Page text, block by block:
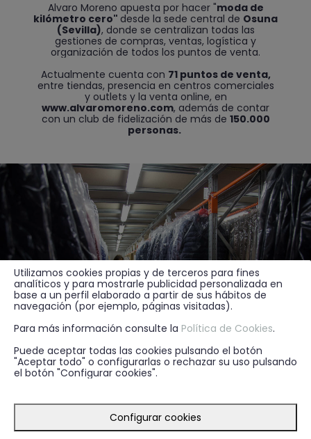
Alvaro Moreno apuesta por hacer "moda de
kilómetro cero" desde la sede central de Osuna
(Sevilla), donde se centralizan todas las
gestiones de compras, ventas, logística y
organización de todos los puntos de venta.
Actualmente cuenta con 71 puntos de venta,
entre tiendas, presencia en centros comerciales
y outlets y la venta online, en
www.alvaromoreno.com, además de contar
con un club de fidelización de más de 150.000
personas.
Sus tiendas responden a un novedoso concepto
con un diseño muy cuidado, limpio y luminoso,
Utilizamos cookies propias y de terceros para fines
analíticos y para mostrarle publicidad personalizada en
base a un perfil elaborado a partir de sus hábitos de
navegación (por ejemplo, páginas visitadas).
Para más información consulte la Política de Cookies.
Puede aceptar todas las cookies pulsando el botón
"Aceptar todo" o configurarlas o rechazar su uso pulsando
el botón "Configurar cookies".
Configurar cookies